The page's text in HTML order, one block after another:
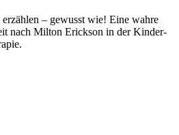
– gewusst wie! Eine wahre
nach Milton Erickson in der Kinder-